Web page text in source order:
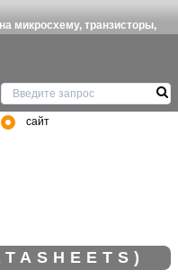
микросхему, транзисторы,
сайт